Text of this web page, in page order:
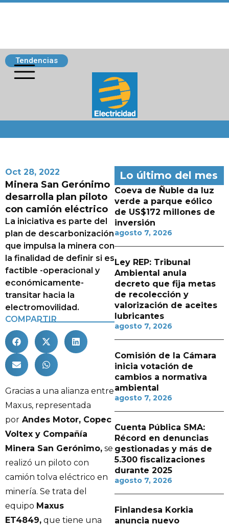
Tendencias
Oct 28, 2022
Minera San Gerónimo
desarrolla plan piloto
con camión eléctrico
La iniciativa es parte del
plan de descarbonización
que impulsa la minera con
la finalidad de definir si es
factible -operacional y
económicamente-
transitar hacia la
electromovilidad.
COMPARTIR
Gracias a una alianza entre
Maxus, representada
por Andes Motor, Copec
Voltex y Compañía
Minera San Gerónimo, se
realizó un piloto con
camión tolva eléctrico en
minería. Se trata del
equipo Maxus
ET4849, que tiene una
Lo último del mes
Coeva de Ñuble da luz
verde a parque eólico
de US$172 millones de
inversión
agosto 7, 2026
Ley REP: Tribunal
Ambiental anula
decreto que fija metas
de recolección y
valorización de aceites
lubricantes
agosto 7, 2026
Comisión de la Cámara
inicia votación de
cambios a normativa
ambiental
agosto 7, 2026
Cuenta Pública SMA:
Récord en denuncias
gestionadas y más de
5.300 fiscalizaciones
durante 2025
agosto 7, 2026
Finlandesa Korkia
anuncia nuevo